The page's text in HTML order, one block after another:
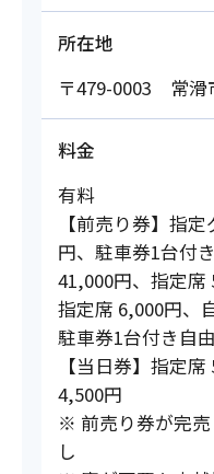
所在地
〒479-0003 常滑
料金
有料
【前売り券】指
円、駐車券1台付
41,000円、指定席
指定席 6,000円、
駐車券1台付き自
【当日券】指定
4,500円
※ 前売り券が完
し